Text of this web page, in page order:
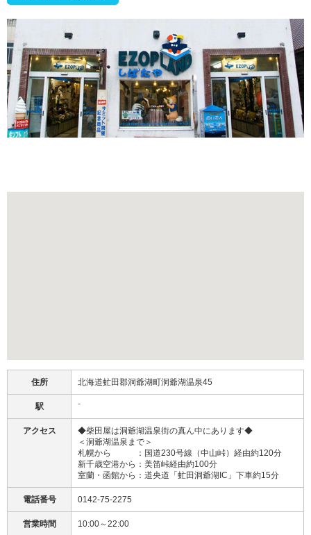
住所 北海道虻田郡洞爺湖町洞爺湖温泉45
駅 ⁻
アクセス
◆柴田屋は洞爺湖温泉街の真ん中にあります◆
＜洞爺湖温泉まで＞
札幌から ：国道230号線（中山峠）経由約120分
新千歳空港から：美笛峠経由約100分
室蘭・函館から：道央道「虻田洞爺湖IC」下車約15分
電話番号 0142-75-2275
営業時間 10:00～22:00